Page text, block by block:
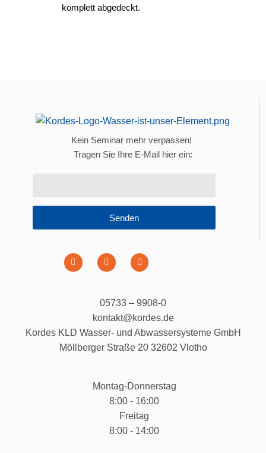
komplett abgedeckt.
Kein Seminar mehr verpassen!
Tragen Sie Ihre E-Mail hier ein:
Senden
05733 – 9908-0
kontakt@kordes.de
Kordes KLD Wasser- und Abwassersysteme GmbH
Möllberger Straße 20 32602 Vlotho
Montag-Donnerstag
8:00 - 16:00
Freitag
8:00 - 14:00